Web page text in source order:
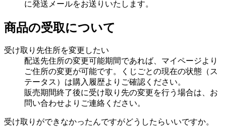
に発送メールをお送りいたします。
商品の受取について
受け取り先住所を変更したい
配送先住所の変更可能期間であれば、マイページより
ご住所の変更が可能です。くじごとの現在の状態（ス
テータス）は購入履歴よりご確認ください。
販売期間終了後に受け取り先の変更を行う場合は、お
問い合わせよりご連絡ください。
受け取りができなかったんですがどうしたらいいですか。